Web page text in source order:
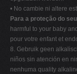
• No cambie ni altere
Para a proteção do
harmful to your baby
pour votre enfant et
8. Gebruik geen
niños sin atención en
nenhuma quality